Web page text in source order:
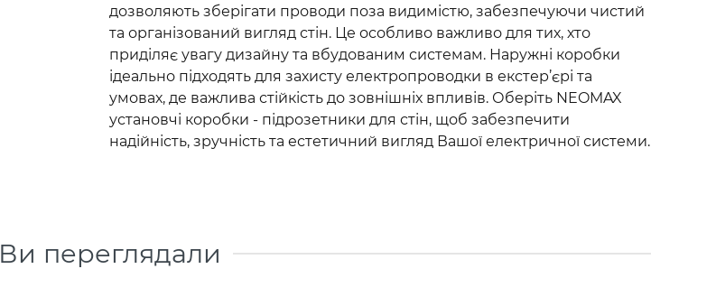
дозволяють зберігати проводи поза видимістю, забезпечуючи чистий
та організований вигляд стін. Це особливо важливо для тих, хто
приділяє увагу дизайну та вбудованим системам. Наружні коробки
ідеально підходять для захисту електропроводки в екстер’єрі та
умовах, де важлива стійкість до зовнішніх впливів. Оберіть NEOMAX
установчі коробки - підрозетники для стін, щоб забезпечити
надійність, зручність та естетичний вигляд Вашої електричної системи.
Ви переглядали